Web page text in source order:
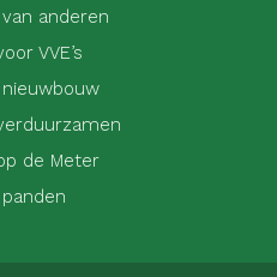
anderen
VVE’s
de Meter